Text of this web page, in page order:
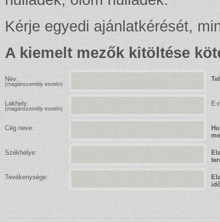
Kérje egyedi ajánlatkérését,
A kiemelt mezők kitöltése
Név:
(magánszemély esetén)
Lakhely:
(magánszemély esetén)
Cég neve:
Székhelye:
Tevékenysége:
E-